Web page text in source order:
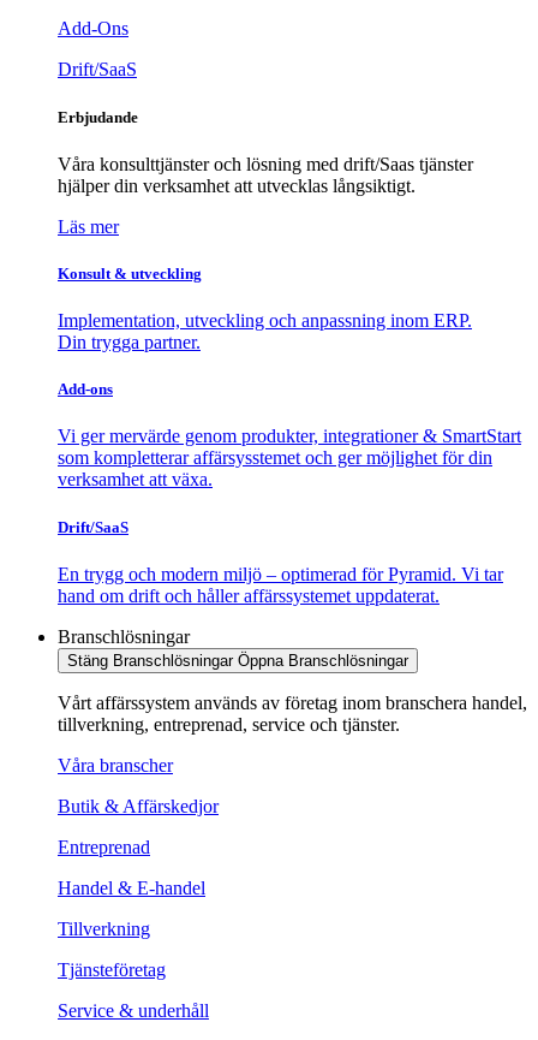
Add-Ons
Drift/SaaS
Erbjudande
Våra konsulttjänster och lösning med drift/Saas tjänster
hjälper din verksamhet att utvecklas långsiktigt.
Läs mer
Konsult & utveckling
Implementation, utveckling och anpassning inom ERP.
Din trygga partner.
Add-ons
Vi ger mervärde genom produkter, integrationer & SmartStart
som kompletterar affärsysstemet och ger möjlighet för din
verksamhet att växa.
Drift/SaaS
En trygg och modern miljö – optimerad för Pyramid. Vi tar
hand om drift och håller affärssystemet uppdaterat.
Branschlösningar
Stäng Branschlösningar Öppna Branschlösningar
Vårt affärssystem används av företag inom branschera handel,
tillverkning, entreprenad, service och tjänster.
Våra branscher
Butik & Affärskedjor
Entreprenad
Handel & E-handel
Tillverkning
Tjänsteföretag
Service & underhåll